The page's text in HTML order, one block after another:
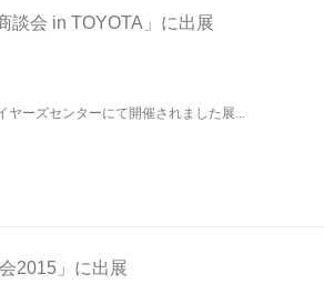
談会 in TOYOTA」に出展
ーズセンターにて開催されました展...
2015」に出展